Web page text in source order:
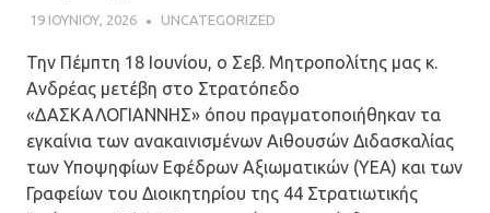
19 ΙΟΥΝΊΟΥ, 2026 ΠΑΤΉΡ ΜΙΧΑΉΛ ΠΑΠΑΪΩΆΝΝΟΥ
UNCATEGORIZED
Την Πέμπτη 18 Ιουνίου, ο Σεβ. Μητροπολίτης μας κ.
Ανδρέας μετέβη στο Στρατόπεδο
«ΔΑΣΚΑΛΟΓΙΑΝΝΗΣ» όπου πραγματοποιήθηκαν τα
εγκαίνια των ανακαινισμένων Αιθουσών Διδασκαλίας
των Υποψηφίων Εφέδρων Αξιωματικών (ΥΕΑ) και των
Γραφείων του Διοικητηρίου της 44 Στρατιωτικής